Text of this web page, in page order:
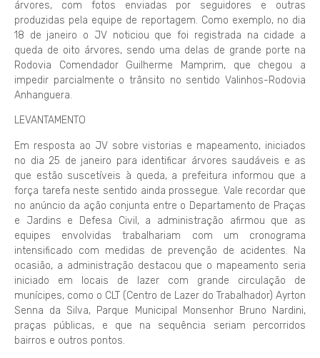
árvores, com fotos enviadas por seguidores e outras
produzidas pela equipe de reportagem. Como exemplo, no dia
18 de janeiro o JV noticiou que foi registrada na cidade a
queda de oito árvores, sendo uma delas de grande porte na
Rodovia Comendador Guilherme Mamprim, que chegou a
impedir parcialmente o trânsito no sentido Valinhos-Rodovia
Anhanguera.
LEVANTAMENTO
Em resposta ao JV sobre vistorias e mapeamento, iniciados
no dia 25 de janeiro para identificar árvores saudáveis e as
que estão suscetíveis à queda, a prefeitura informou que a
força tarefa neste sentido ainda prossegue. Vale recordar que
no anúncio da ação conjunta entre o Departamento de Praças
e Jardins e Defesa Civil, a administração afirmou que as
equipes envolvidas trabalhariam com um cronograma
intensificado com medidas de prevenção de acidentes. Na
ocasião, a administração destacou que o mapeamento seria
iniciado em locais de lazer com grande circulação de
munícipes, como o CLT (Centro de Lazer do Trabalhador) Ayrton
Senna da Silva, Parque Municipal Monsenhor Bruno Nardini,
praças públicas, e que na sequência seriam percorridos
bairros e outros pontos.